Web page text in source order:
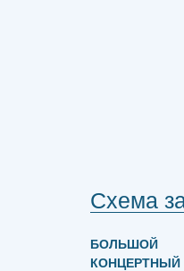
Схема
БОЛЬШОЙ
КОНЦЕРТНЫЙ